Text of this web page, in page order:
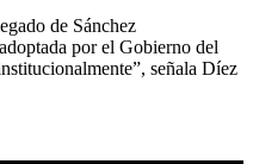
de Sánchez
por el Gobierno del
señala Díez